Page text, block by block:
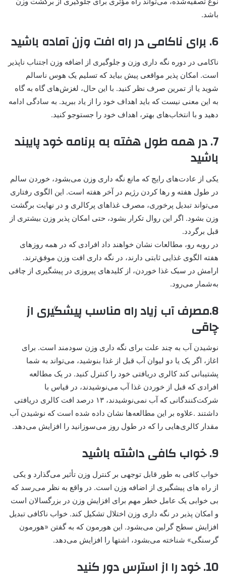
باشد.
6. برای ناکامی‌ در راه افت وزن آماده باشید
ناکامی در دوره نگه داری وزن و جلوگیری از اضافه وزن اجتناب ناپذیر
است. امکان پذیر مواقعی پیش بیاید که تسلیم یک هوس ناسالم
شوید یا از تمرین صرف نظر کنید. با این حال، لغزش‌های گاه به گاه
به این معنی نیست که باید اهداف خود را از یاد ببرید. به سادگی ادامه
دهید و با انتخاب‌های بهتر، اهداف خود را جستوجو کنید.
7. در همه طول هفته به برنامه خود پایبند
باشید
یکی از عادت‌های رایج که مانع نگه داری وزن می‌بشود، خوردن سالم
در طول هفته و رها کردن رژیم در آخر هفته است. این الگوی رفتاری
می‌تواند تبدیل پرخوری، مصرف غذاهای پرکالری و در نهایت برگشت
وزن بشود. اگر این روال تکرار بشود، حتی امکان پذیر وزن بیشتری از
قبل برگردد.
در روبه رو، مطالعات نشان خواهند داد افرادی که در همه روزهای
هفته الگوی غذایی ثابتی دارند، در نگه داری افت وزن موفق‌ترند.
ارامش در سبک غذا خوردن، از کلیدهای پیروزی در پیشگیری از چاقی
به‌شمار می‌رود.
8.مصرف آب زیاد راه مناسب پیشگیری از
چاقی
نوشیدن آب به چند علت برای نگه داری وزن سودمند است. برای
اغاز، اگر یک یا دو لیوان آب قبل از غذا بنوشید، می‌تواند به شما
پشتیبانی کند کالری دریافتی خود را کنترل کنید. در یک مطالعه
افرادی که قبل از خوردن غذا آب می‌نوشیدند، در قیاس با
شرکت‌کنندگانی که آب نمی‌نوشیدند، ۱۳ درصد افت کالری دریافتی
داشتند .علاوه بر این مطالعه‌ها نشان داده شده است که نوشیدن آب
مقدار کالری‌هایی را که در طول روز می‌سوزانید را افزایش می‌دهد.
9. خواب کافی داشته باشید
خواب کافی به طور قابل توجهی بر کنترل وزن تأثیر می‌گذارد و یکی
از راه های پیشگیری از اضافه وزن است. در واقع به نظر می‌رسد که
بی خوابی یک عامل خطر مهم برای افزایش وزن در بزرگسالان است
و امکان پذیر در نگه داری وزن اختلال تشکیل کند. خواب ناکافی تبدیل
افزایش سطح گرلین می‌بشود. این هورمون که به گفتن «هورمون
گرسنگی» شناخته می‌بشود، اشتها را افزایش می‌دهد.
10. خود را از استرس دور کنید